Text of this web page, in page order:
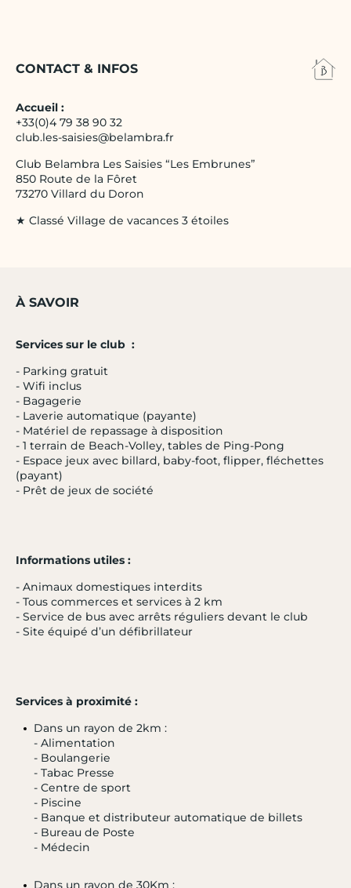
CONTACT & INFOS
Accueil :
+33(0)4 79 38 90 32
club.les-saisies@belambra.fr
Club Belambra Les Saisies “Les Embrunes”
850 Route de la Fôret
73270 Villard du Doron
★ Classé Village de vacances 3 étoiles
À SAVOIR
Services sur le club :
- Parking gratuit
- Wifi inclus
- Bagagerie
- Laverie automatique (payante)
- Matériel de repassage à disposition
- 1 terrain de Beach-Volley, tables de Ping-Pong
- Espace jeux avec billard, baby-foot, flipper, fléchettes
(payant)
- Prêt de jeux de société
Informations utiles :
- Animaux domestiques interdits
- Tous commerces et services à 2 km
- Service de bus avec arrêts réguliers devant le club
- Site équipé d’un défibrillateur
Services à proximité :
Dans un rayon de 2km :
- Alimentation
- Boulangerie
- Tabac Presse
- Centre de sport
- Piscine
- Banque et distributeur automatique de billets
- Bureau de Poste
- Médecin
Dans un rayon de 30Km :
- 19 %
PRAZ-SUR-ARLY